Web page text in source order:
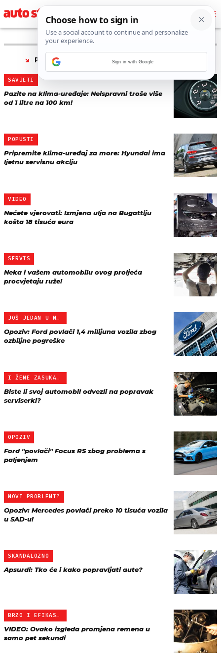
PRONAĐENO 36 REZULTATA ZA TAG “
SAVJETI
Pazite na klima-uređaje: Neispravni troše više
od 1 litre na 100 km!
POPUSTI
Pripremite klima-uređaj za more: Hyundai ima
ljetnu servisnu akciju
VIDEO
Nećete vjerovati: Izmjena ulja na Bugattiju
košta 18 tisuća eura
SERVIS
Neka i vašem automobilu ovog proljeća
procvjetaju ruže!
JOŠ JEDAN U NIZU
Opoziv: Ford povlači 1,4 milijuna vozila zbog
ozbiljne pogreške
I ŽENE ZASUKALE RUKAVE
Biste li svoj automobil odvezli na popravak
serviserki?
OPOZIV
Ford "povlači" Focus RS zbog problema s
paljenjem
NOVI PROBLEMI?
Opoziv: Mercedes povlači preko 10 tisuća vozila
u SAD-u!
SKANDALOZNO
Apsurdi: Tko će i kako popravljati aute?
BRZO I EFIKASNO
VIDEO: Ovako izgleda promjena remena u
samo pet sekundi
Sign in with Google